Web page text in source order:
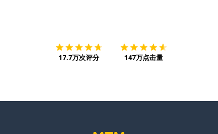
17.7万次评分 147万点击量